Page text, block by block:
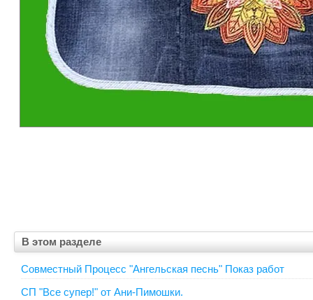
В этом разделе
Совместный Процесс "Ангельская песнь" Показ работ
СП "Все супер!" от Ани-Пимошки.